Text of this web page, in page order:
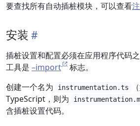
要查找所有自动插桩模块，可以查看
安装
插桩设置和配置必须在应用程序代码
工具是 –import
标志。
创建一个名为
instrumentation.ts
TypeScript，则为
含插桩设置代码。